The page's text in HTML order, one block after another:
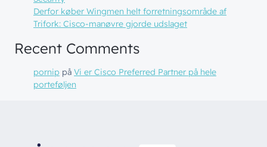
Derfor køber Wingmen helt forretningsområde af
Trifork: Cisco-manøvre gjorde udslaget
Recent Comments
pornip på Vi er Cisco Preferred Partner på hele
porteføljen